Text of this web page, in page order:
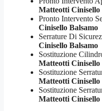
Matteotti Cinisello
Pronto Intervento
Cinisello Balsamo
Serrature Di
Cinisello Balsamo
Sostituzione
Matteotti Cinisello
Sostituzione
Matteotti Cinisello
Sostituzione
Matteotti Cinisello